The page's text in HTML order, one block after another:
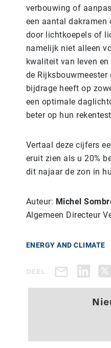
verbouwing of
een aantal dakramen
door lichtkoepels of
namelijk niet alleen
kwaliteit van leven en
de
bijdrage heeft op
een optimale
beter op hun
Vertaal deze cijfers
eruit zien als u 20%
dit najaar de zon in
Auteur: Michel
Algemeen Directeur
ENERGY AND CLIMATE
DEEL